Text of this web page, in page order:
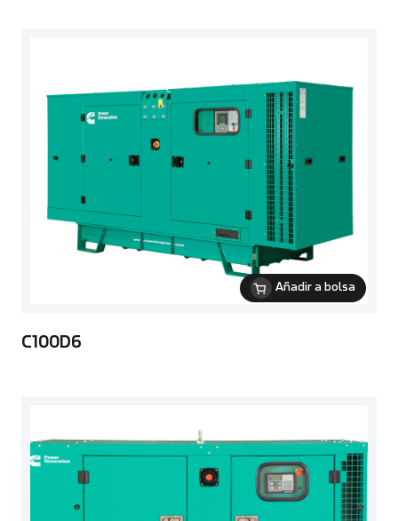
Añadir a bolsa
C100D6